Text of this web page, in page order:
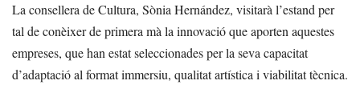
La consellera de Cultura, Sònia Hernández, visitarà l’estand per
tal de conèixer de primera mà la innovació que aporten aquestes
empreses, que han estat seleccionades per la seva capacitat
d’adaptació al format immersiu, qualitat artística i viabilitat tècnica.